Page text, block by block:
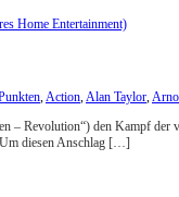
,Action,Alan Taylor,
– Revolution“) den Kampf
Um diesen Anschlag […]